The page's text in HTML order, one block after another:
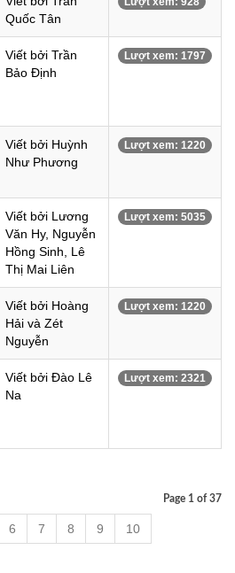
Quốc Tân
Viết bởi Trần
Bảo Định
Lượt xem: 1797
Viết bởi Huỳnh
Như Phương
Lượt xem: 1220
Viết bởi Lương
Văn Hy, Nguyễn
Hồng Sinh, Lê
Thị Mai Liên
Lượt xem: 5035
Viết bởi Hoàng
Hải và Zét
Nguyễn
Lượt xem: 1220
Viết bởi Đào Lê
Na
Lượt xem: 2321
Page 1 of 37
6 7 8 9 10